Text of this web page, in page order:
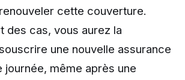
cette couverture.
des cas, vous aurez la
une nouvelle assurance
journée, même après une